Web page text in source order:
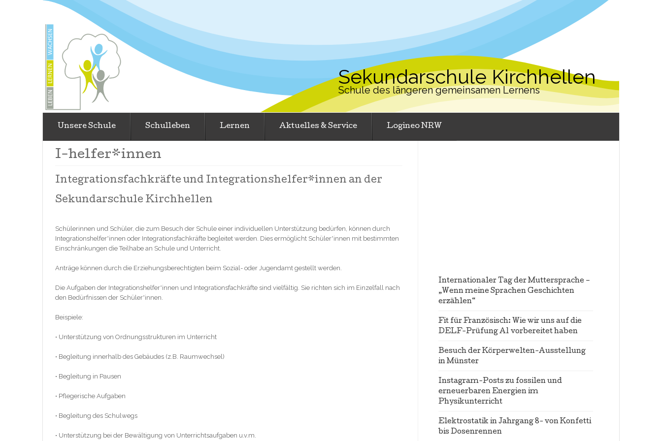
Sekundarschule Kirchhellen
Schule des längeren gemeinsamen Lernens
Unsere Schule Schulleben Lernen Aktuelles & Service Logineo NRW
I-helfer*innen
Integrationsfachkräfte und Integrationshelfer*innen an der
Sekundarschule Kirchhellen
Schülerinnen und Schüler, die zum Besuch der Schule einer individuellen Unterstützung bedürfen, können durch
Integrationshelfer*innen oder Integrationsfachkräfte begleitet werden. Dies ermöglicht Schüler*innen mit bestimmten
Einschränkungen die Teilhabe an Schule und Unterricht.
Anträge können durch die Erziehungsberechtigten beim Sozial- oder Jugendamt gestellt werden.
Die Aufgaben der Integrationshelfer*innen und Integrationsfachkräfte sind vielfältig. Sie richten sich im Einzelfall nach
den Bedürfnissen der Schüler*innen.
Beispiele:
• Unterstützung von Ordnungsstrukturen im Unterricht
• Begleitung innerhalb des Gebäudes (z.B. Raumwechsel)
• Begleitung in Pausen
• Pflegerische Aufgaben
• Begleitung des Schulwegs
• Unterstützung bei der Bewältigung von Unterrichtsaufgaben u.v.m.
Internationaler Tag der Muttersprache –
„Wenn meine Sprachen Geschichten
erzählen“
Fit für Französisch: Wie wir uns auf die
DELF-Prüfung A1 vorbereitet haben
Besuch der Körperwelten-Ausstellung
in Münster
Instagram-Posts zu fossilen und
erneuerbaren Energien im
Physikunterricht
Elektrostatik in Jahrgang 8- von Konfetti
bis Dosenrennen